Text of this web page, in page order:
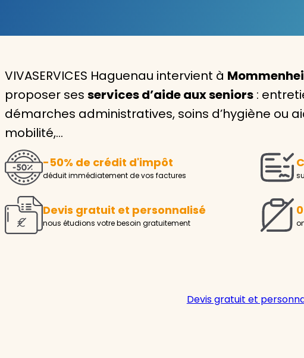
Aide à la personne
Seniors
Handicaps
Voir tous les services
VIVASERVICES Haguenau intervient à
proposer ses services d’aide aux seniors :
démarches administratives, soins d’hygiène ou
mobilité,…
-50% de crédit d'impôt
déduit immédiatement de vos factures
Devis gratuit et personnalisé
nous étudions votre besoin gratuitement
Devis gratuit et